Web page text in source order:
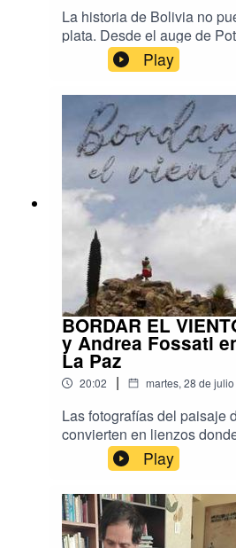
La historia de Bolivia no
plata. Desde el auge de
desafíos actuales de
patrimonio, este metal ha
la política y la identidad del
con Daniel Oropeza Alba,
Nacional de Moneda,
numismática boliviana, las
se desarrollan en la
enfrenta uno de los
importantes de América y
buscan acercar este
generaciones.
Play
BORDAR EL
y Andrea Fossati
La Paz
20:02 | martes, 28 de
Las fotografías del paisaje
convierten en lienzos
identidad se entretejen con
Viento, la exposición de
Elías, reúne el trabajo de
altiplano paceño para crear
intervenidas con bordados
Play